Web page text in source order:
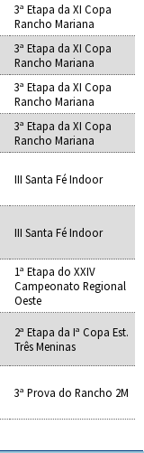
3ª Etapa da XI Copa
Rancho Mariana
3ª Etapa da XI Copa
Rancho Mariana
3ª Etapa da XI Copa
Rancho Mariana
3ª Etapa da XI Copa
Rancho Mariana
III Santa Fé Indoor
III Santa Fé Indoor
1ª Etapa do XXIV
Campeonato Regional
Oeste
2ª Etapa da Iª Copa Est.
Três Meninas
3ª Prova do Rancho 2M